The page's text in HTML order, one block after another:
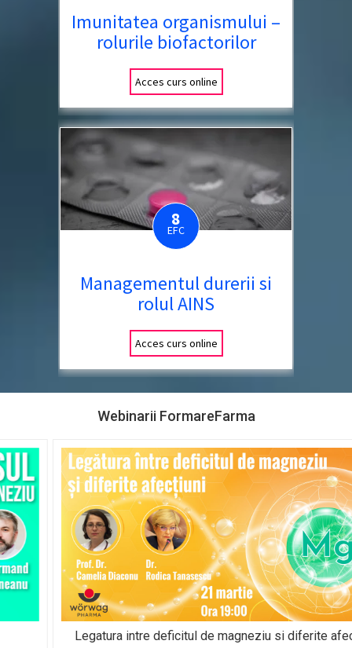
Imunitatea organismului –
rolurile biofactorilor
Acces curs online
8
EFC
Managementul durerii si
rolul AINS
Acces curs online
Webinarii FormareFarma
Legatura intre deficitul de magneziu si diferite afectiuni